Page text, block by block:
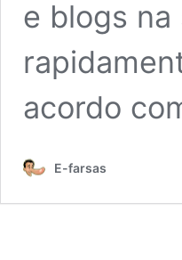
e blogs na
acordo
E-farsas